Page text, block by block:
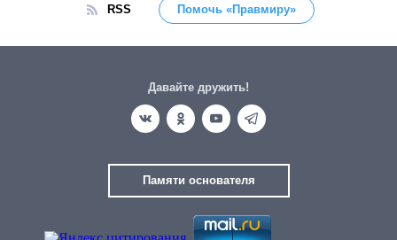
RSS Помочь «Правмиру»
Давайте дружить!
Памяти основателя